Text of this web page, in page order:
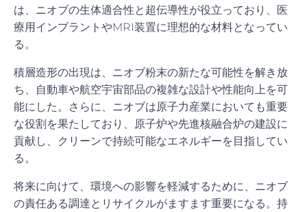
は、ニオブの生体適合性と超伝導性が役立っており、医
療用インプラントやMRI装置に理想的な材料となってい
る。
積層造形の出現は、ニオブ粉末の新たな可能性を解き放
ち、自動車や航空宇宙部品の複雑な設計や性能向上を可
能にした。さらに、ニオブは原子力産業においても重要
な役割を果たしており、原子炉や先進核融合炉の建設に
貢献し、クリーンで持続可能なエネルギーを目指してい
る。
将来に向けて、環境への影響を軽減するために、ニオブ
の責任ある調達とリサイクルがますます重要になる。持